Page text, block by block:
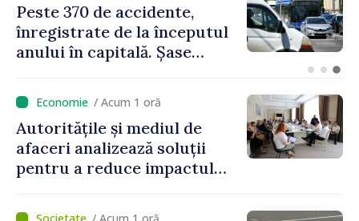
Cod galben de instabilitate
atmosferică în cea mai mare
parte a țării
/ Acum 1 oră
Autoritățile și mediul de
afaceri analizează soluții
pentru a reduce impactul
asupra economiei